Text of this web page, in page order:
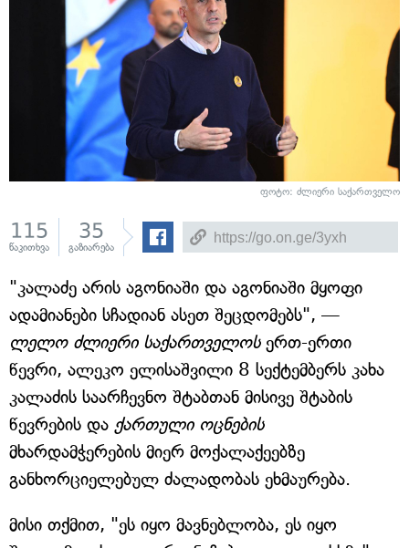
ფოტო: ძლიერი საქართველო
115
წაკითხვა
35
გაზიარება
"კალაძე არის აგონიაში და აგონიაში მყოფი
ადამიანები სჩადიან ასეთ შეცდომებს", —
ლელო ძლიერი საქართველოსერთ-ერთი
წევრი, ალეკო ელისაშვილი 8 სექტემბერს კახა
კალაძის საარჩევნო შტაბთან მისივე შტაბის
წევრების და ქართული ოცნების
მხარდამჭერების მიერ მოქალაქეებზე
განხორციელებულ ძალადობას ეხმაურება.
მისი თქმით, "ეს იყო მავნებლობა, ეს იყო